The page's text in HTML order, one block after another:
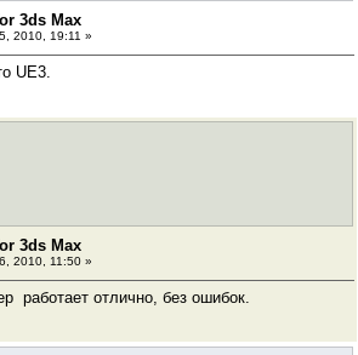
3ds Max
2010, 19:11 »
UE3.
3ds Max
2010, 11:50 »
работает отлично, без ошибок.